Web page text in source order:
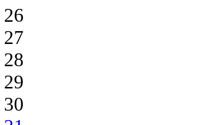
26
27
28
29
30